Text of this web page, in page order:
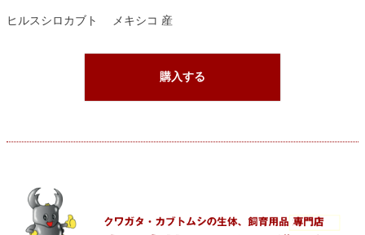
ヒルスシロカブト メキシコ 産
購入する